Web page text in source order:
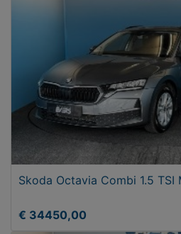
Skoda Octavia Combi 1.5 TSI
€ 34450,00